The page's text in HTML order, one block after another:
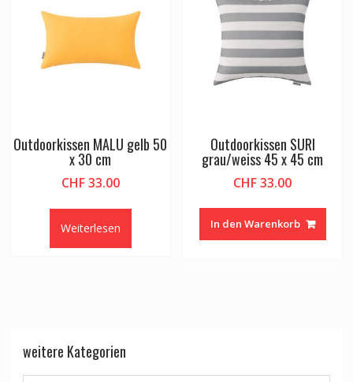
Outdoorkissen MALU gelb 50
x 30 cm
CHF33.00
Weiterlesen
Outdoorkissen SURI
grau/weiss 45 x 45 cm
CHF33.00
In den Warenkorb
weitere Kategorien